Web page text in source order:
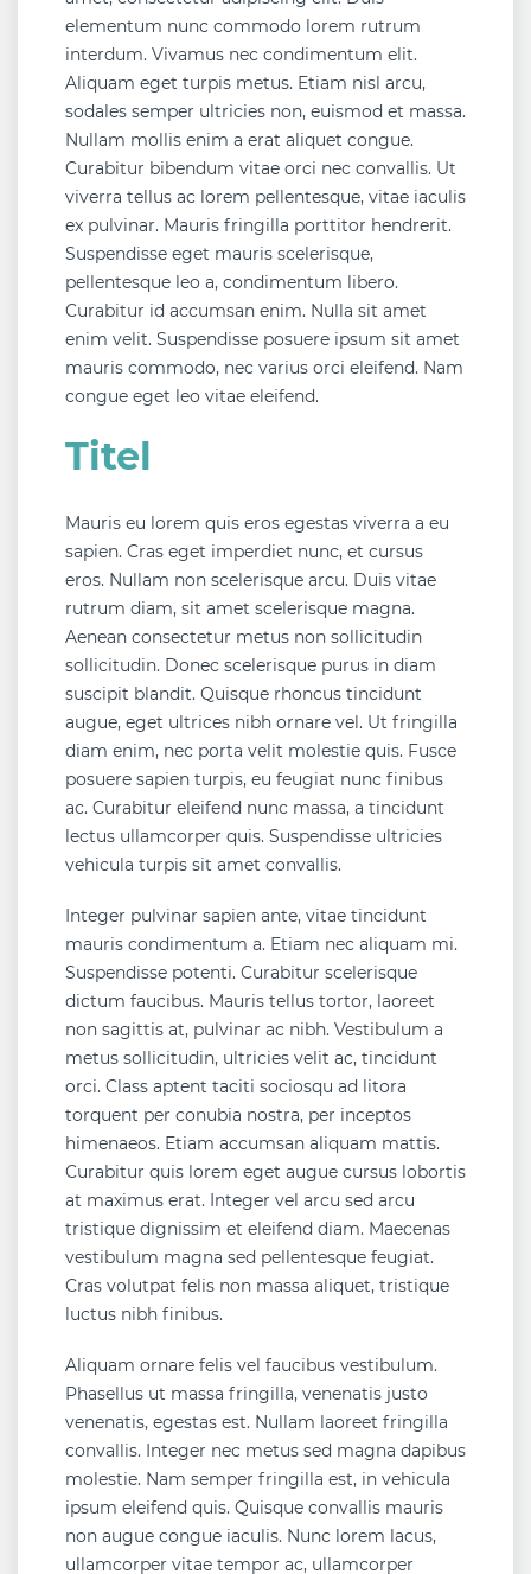
elementum nunc commodo lorem rutrum
interdum. Vivamus nec condimentum elit.
Aliquam eget turpis metus. Etiam nisl arcu,
sodales semper ultricies non, euismod et massa.
Nullam mollis enim a erat aliquet congue.
Curabitur bibendum vitae orci nec convallis. Ut
viverra tellus ac lorem pellentesque, vitae iaculis
ex pulvinar. Mauris fringilla porttitor hendrerit.
Suspendisse eget mauris scelerisque,
pellentesque leo a, condimentum libero.
Curabitur id accumsan enim. Nulla sit amet
enim velit. Suspendisse posuere ipsum sit amet
mauris commodo, nec varius orci eleifend. Nam
congue eget leo vitae eleifend.
Titel
Mauris eu lorem quis eros egestas viverra a eu
sapien. Cras eget imperdiet nunc, et cursus
eros. Nullam non scelerisque arcu. Duis vitae
rutrum diam, sit amet scelerisque magna.
Aenean consectetur metus non sollicitudin
sollicitudin. Donec scelerisque purus in diam
suscipit blandit. Quisque rhoncus tincidunt
augue, eget ultrices nibh ornare vel. Ut fringilla
diam enim, nec porta velit molestie quis. Fusce
posuere sapien turpis, eu feugiat nunc finibus
ac. Curabitur eleifend nunc massa, a tincidunt
lectus ullamcorper quis. Suspendisse ultricies
vehicula turpis sit amet convallis.
Integer pulvinar sapien ante, vitae tincidunt
mauris condimentum a. Etiam nec aliquam mi.
Suspendisse potenti. Curabitur scelerisque
dictum faucibus. Mauris tellus tortor, laoreet
non sagittis at, pulvinar ac nibh. Vestibulum a
metus sollicitudin, ultricies velit ac, tincidunt
orci. Class aptent taciti sociosqu ad litora
torquent per conubia nostra, per inceptos
himenaeos. Etiam accumsan aliquam mattis.
Curabitur quis lorem eget augue cursus lobortis
at maximus erat. Integer vel arcu sed arcu
tristique dignissim et eleifend diam. Maecenas
vestibulum magna sed pellentesque feugiat.
Cras volutpat felis non massa aliquet, tristique
luctus nibh finibus.
Aliquam ornare felis vel faucibus vestibulum.
Phasellus ut massa fringilla, venenatis justo
venenatis, egestas est. Nullam laoreet fringilla
convallis. Integer nec metus sed magna dapibus
molestie. Nam semper fringilla est, in vehicula
ipsum eleifend quis. Quisque convallis mauris
non augue congue iaculis. Nunc lorem lacus,
ullamcorper vitae tempor ac, ullamcorper